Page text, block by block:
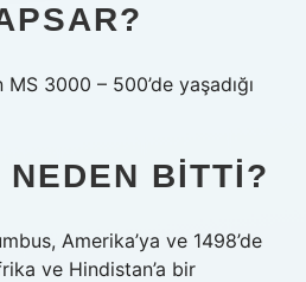
3000 – 500’de yaşadığı
NEDEN BITTI?
Amerika’ya ve 1498’de
ve Hindistan’a bir